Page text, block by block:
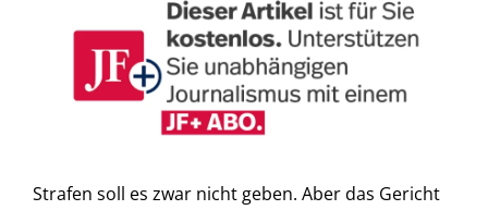
Strafen soll es zwar nicht geben. Aber das Gericht